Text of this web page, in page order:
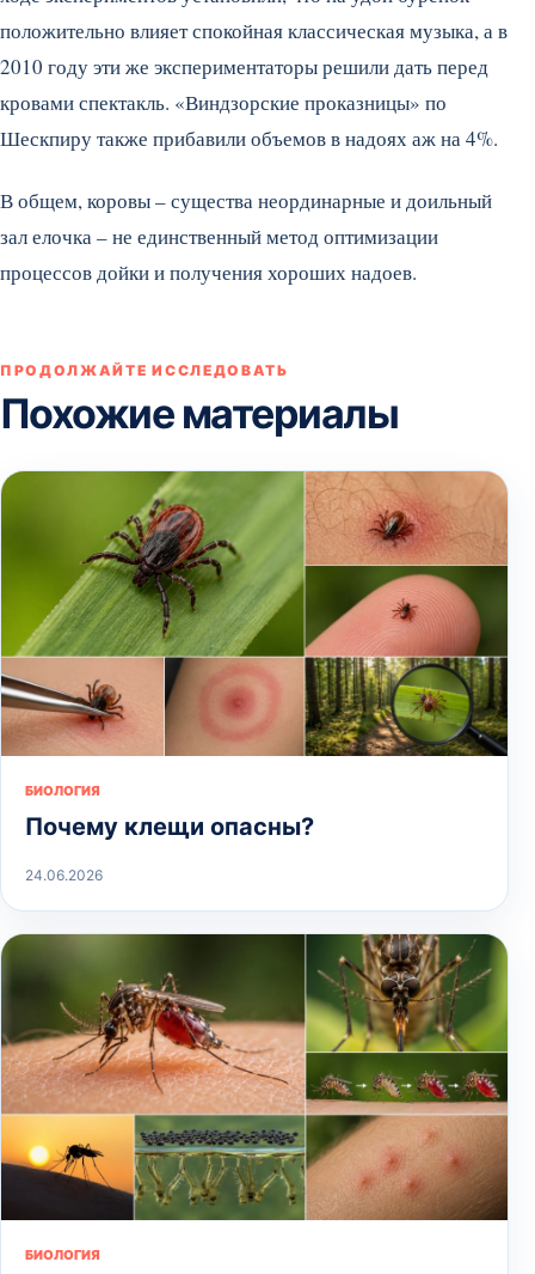
положительно влияет спокойная классическая музыка, а в
2010 году эти же экспериментаторы решили дать перед
кровами спектакль. «Виндзорские проказницы» по
Шескпиру также прибавили объемов в надоях аж на 4%.
В общем, коровы – существа неординарные и доильный
зал елочка – не единственный метод оптимизации
процессов дойки и получения хороших надоев.
ПРОДОЛЖАЙТЕ ИССЛЕДОВАТЬ
Похожие материалы
БИОЛОГИЯ
Почему клещи опасны?
24.06.2026
БИОЛОГИЯ